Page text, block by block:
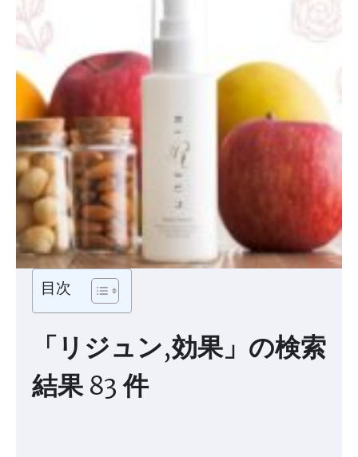
目次
「リジュン,効果」の検索
結果 83 件